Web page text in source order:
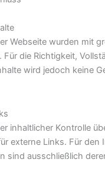
Webseite wurden mit
Für die Richtigkeit,
wird jedoch keine
inhaltlicher Kontrolle
externe Links. Für den
sind ausschließlich